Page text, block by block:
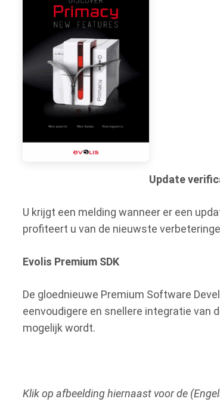
Update
U krijgt een melding wanneer er een
profiteert u van de nieuwste
Evolis Premium SDK
De gloednieuwe Premium Software
eenvoudigere en snellere integratie van
mogelijk wordt.
Klik op afbeelding hiernaast voor de